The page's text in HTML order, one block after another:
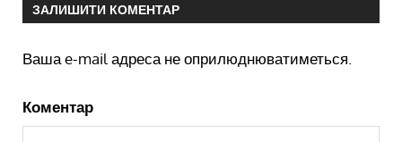
ЗАЛИШИТИ КОМЕНТАР
Ваша e-mail адреса не оприлюднюватиметься.
Коментар